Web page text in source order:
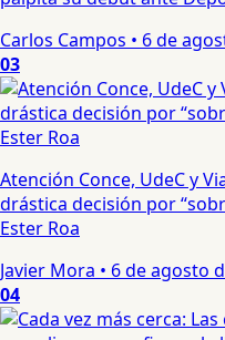
Carlos Campos • 6 de
03
Atención Conce, UdeC y
drástica decisión por
Ester Roa
Javier Mora • 6 de agosto
04